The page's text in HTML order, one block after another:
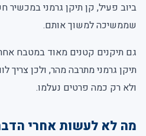
ביוב פעיל, קן תיקן גרמני במכשיר
שממשיכה למשוך אותם.
גם תיקנים קטנים מאוד במטבח
תיקן גרמני מתרבה מהר, ולכן
ולא רק כמה פרטים נעלמו.
מה לא לעשות אחרי